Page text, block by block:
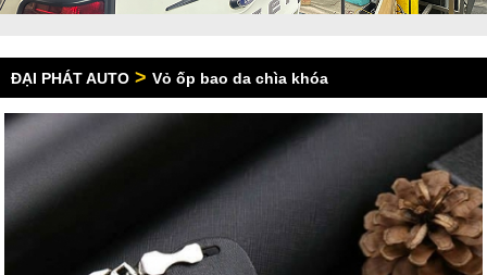
ĐẠI PHÁT AUTO > Vỏ ốp bao da chìa khóa